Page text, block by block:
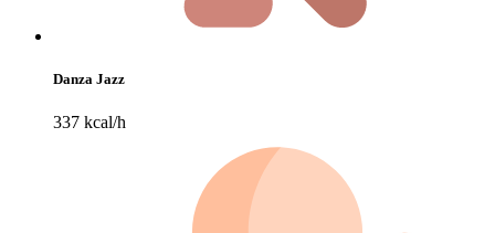
Danza Jazz
337 kcal/h